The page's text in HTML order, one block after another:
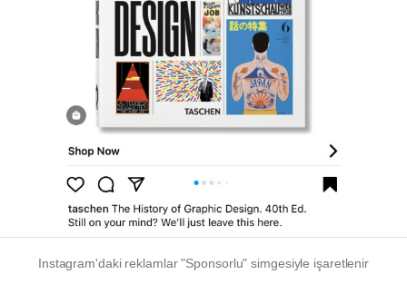
Instagram'daki reklamlar "Sponsorlu" simgesiyle işaretlenir